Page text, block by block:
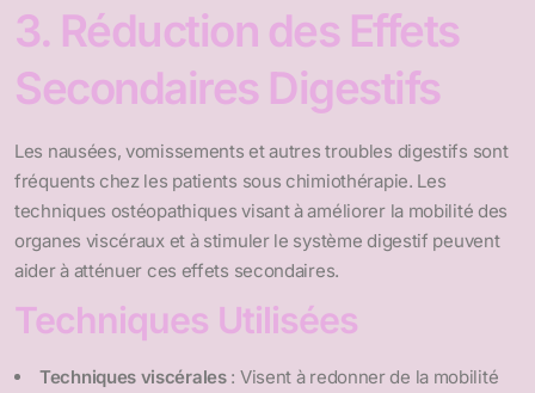
3. Réduction des Effets
Secondaires Digestifs
Les nausées, vomissements et autres troubles digestifs sont
fréquents chez les patients sous chimiothérapie. Les
techniques ostéopathiques visant à améliorer la mobilité des
organes viscéraux et à stimuler le système digestif peuvent
aider à atténuer ces effets secondaires.
Techniques Utilisées
Techniques viscérales: Visent à redonner de la mobilité